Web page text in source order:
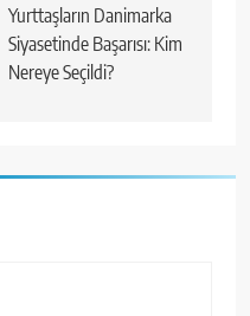
Yurttaşların Danimarka
Siyasetinde Başarısı: Kim
Nereye Seçildi?